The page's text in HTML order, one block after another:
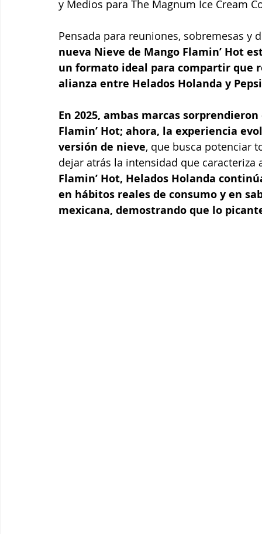
y Medios para The Magnum Ice Cream
Pensada para reuniones, sobremesas y
nueva Nieve de Mango Flamin’ Hot
un formato ideal para compartir que
alianza entre Helados Holanda y
En 2025, ambas marcas
Flamin’ Hot; ahora, la experiencia
versión de nieve, que busca potenciar
dejar atrás la intensidad que caracteriza
Flamin’ Hot, Helados Holanda
en hábitos reales de consumo y en
mexicana, demostrando que lo